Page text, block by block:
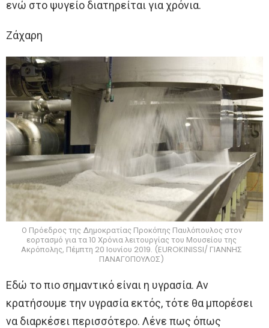
ενώ στο ψυγείο διατηρείται για χρόνια.
Ζάχαρη
Ο Πρόεδρος της Δημοκρατίας Προκόπης Παυλόπουλος στον
εορτασμό για τα 10 Χρόνια λειτουργίας του Μουσείου της
Ακρόπολης, Πέμπτη 20 Ιουνίου 2019. (EUROKINISSI/ ΓΙΑΝΝΗΣ
ΠΑΝΑΓΟΠΟΥΛΟΣ)
Εδώ το πιο σημαντικό είναι η υγρασία. Αν
κρατήσουμε την υγρασία εκτός, τότε θα μπορέσει
να διαρκέσει περισσότερο. Λένε πως όπως